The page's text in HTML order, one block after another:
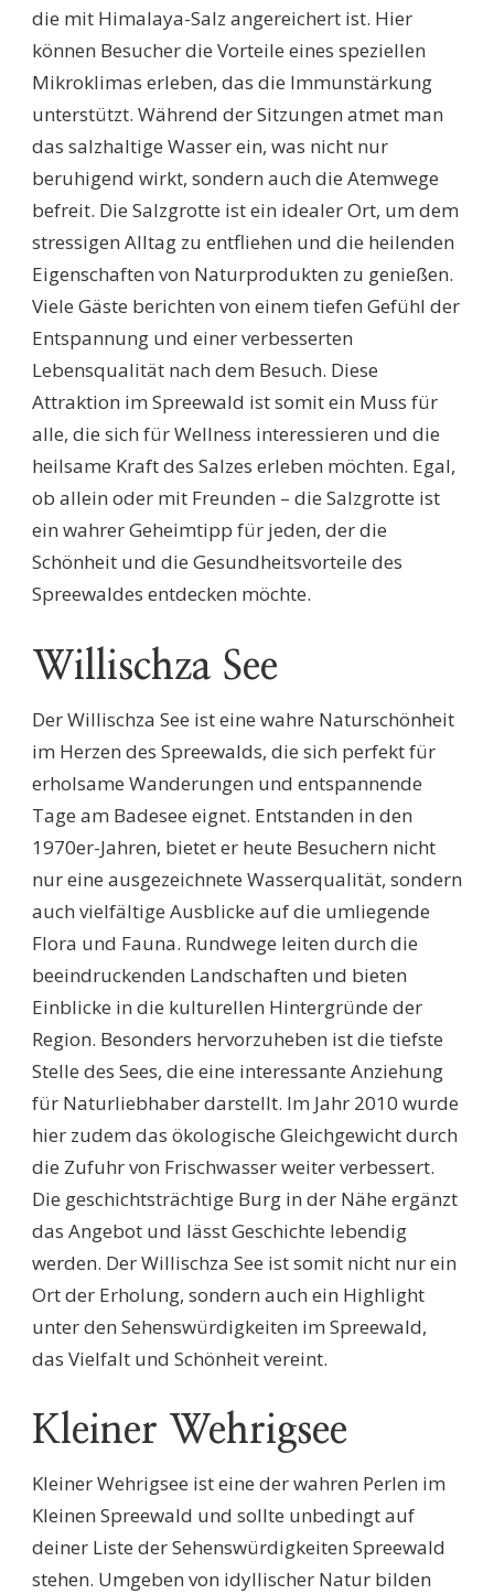
die mit Himalaya-Salz angereichert ist. Hier
können Besucher die Vorteile eines speziellen
Mikroklimas erleben, das die Immunstärkung
unterstützt. Während der Sitzungen atmet man
das salzhaltige Wasser ein, was nicht nur
beruhigend wirkt, sondern auch die Atemwege
befreit. Die Salzgrotte ist ein idealer Ort, um dem
stressigen Alltag zu entfliehen und die heilenden
Eigenschaften von Naturprodukten zu genießen.
Viele Gäste berichten von einem tiefen Gefühl der
Entspannung und einer verbesserten
Lebensqualität nach dem Besuch. Diese
Attraktion im Spreewald ist somit ein Muss für
alle, die sich für Wellness interessieren und die
heilsame Kraft des Salzes erleben möchten. Egal,
ob allein oder mit Freunden – die Salzgrotte ist
ein wahrer Geheimtipp für jeden, der die
Schönheit und die Gesundheitsvorteile des
Spreewaldes entdecken möchte.
Willischza See
Der Willischza See ist eine wahre Naturschönheit
im Herzen des Spreewalds, die sich perfekt für
erholsame Wanderungen und entspannende
Tage am Badesee eignet. Entstanden in den
1970er-Jahren, bietet er heute Besuchern nicht
nur eine ausgezeichnete Wasserqualität, sondern
auch vielfältige Ausblicke auf die umliegende
Flora und Fauna. Rundwege leiten durch die
beeindruckenden Landschaften und bieten
Einblicke in die kulturellen Hintergründe der
Region. Besonders hervorzuheben ist die tiefste
Stelle des Sees, die eine interessante Anziehung
für Naturliebhaber darstellt. Im Jahr 2010 wurde
hier zudem das ökologische Gleichgewicht durch
die Zufuhr von Frischwasser weiter verbessert.
Die geschichtsträchtige Burg in der Nähe ergänzt
das Angebot und lässt Geschichte lebendig
werden. Der Willischza See ist somit nicht nur ein
Ort der Erholung, sondern auch ein Highlight
unter den Sehenswürdigkeiten im Spreewald,
das Vielfalt und Schönheit vereint.
Kleiner Wehrigsee
Kleiner Wehrigsee ist eine der wahren Perlen im
Kleinen Spreewald und sollte unbedingt auf
deiner Liste der Sehenswürdigkeiten Spreewald
stehen. Umgeben von idyllischer Natur bilden